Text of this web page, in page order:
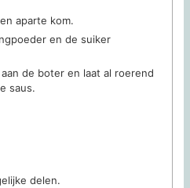
aparte kom.
en de suiker
de boter en laat al roerend
saus.
delen.